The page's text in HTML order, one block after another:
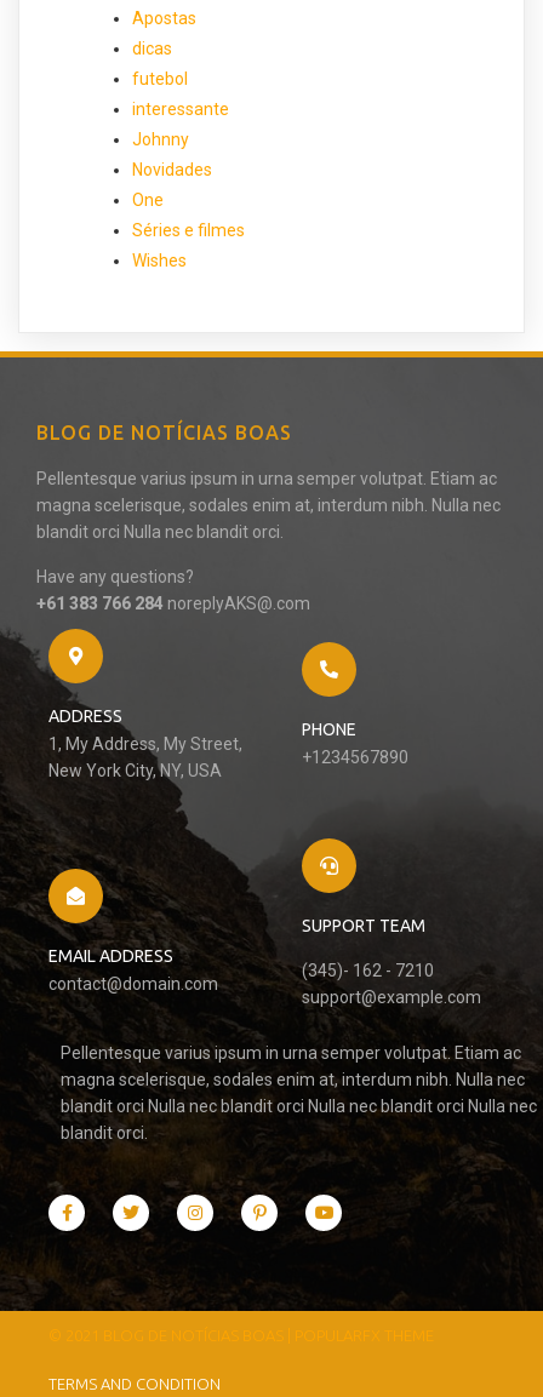
Apostas
dicas
futebol
interessante
Johnny
Novidades
One
Séries e filmes
Wishes
BLOG DE NOTÍCIAS BOAS
Pellentesque varius ipsum in urna semper volutpat. Etiam ac
magna scelerisque, sodales enim at, interdum nibh. Nulla nec
blandit orci Nulla nec blandit orci.
Have any questions?
+61 383 766 284 noreplyAKS@.com
ADDRESS
1, My Address, My Street,
New York City, NY, USA
PHONE
+1234567890
EMAIL ADDRESS
contact@domain.com
SUPPORT TEAM
(345)- 162 - 7210
support@example.com
Pellentesque varius ipsum in urna semper volutpat. Etiam ac
magna scelerisque, sodales enim at, interdum nibh. Nulla nec
blandit orci Nulla nec blandit orci Nulla nec blandit orci Nulla nec
blandit orci.
© 2021 BLOG DE NOTÍCIAS BOAS | POPULARFX THEME
TERMS AND CONDITION